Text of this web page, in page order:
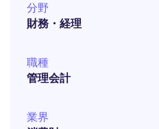
分野
財務・経理
職種
管理会計
業界